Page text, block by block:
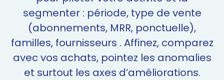
segmenter : période, type de vente
(abonnements, MRR, ponctuelle),
familles, fournisseurs . Affinez, comparez
avec vos achats, pointez les anomalies
et surtout les axes d’améliorations.